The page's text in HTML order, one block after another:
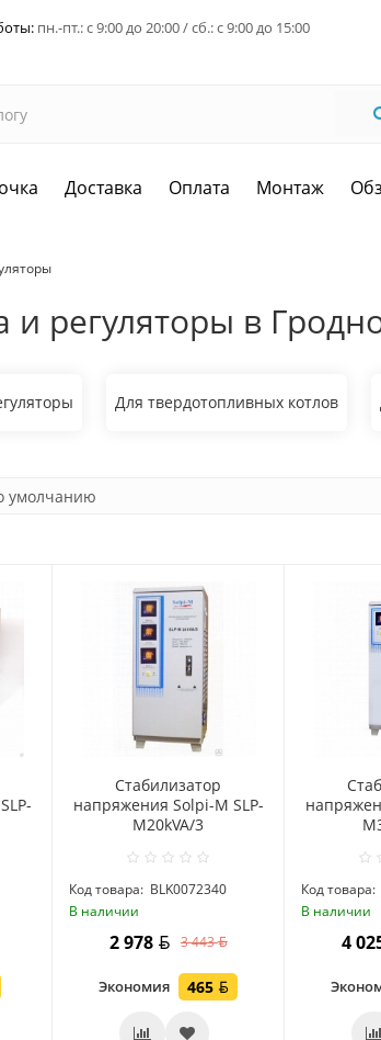
пн.-пт.: с 9:00 до 20:00 / сб.: с 9:00 до 15:00
Доставка Оплата Монтаж
и регуляторы в
Для твердотопливных котлов
Стабилизатор
напряжения Solpi-M SLP-
M20kVA/3
Код товара: BLK0072340
В наличии
2 978 3 443
Экономия 465
Код товара:
В наличии
4